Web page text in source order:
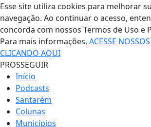
Esse site utiliza cookies para melhorar
navegação. Ao continuar o acesso,
concorda com nossos Termos de Uso e
Para mais informações, ACESSE
CLICANDO AQUI
PROSSEGUIR
Início
Podcasts
Santarém
Colunas
Municípios